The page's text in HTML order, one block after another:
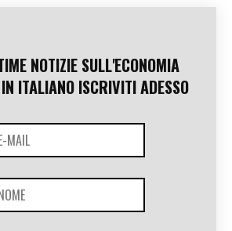
NOTIZIE SULL'ECONOMIA
ITALIANO ISCRIVITI ADESSO